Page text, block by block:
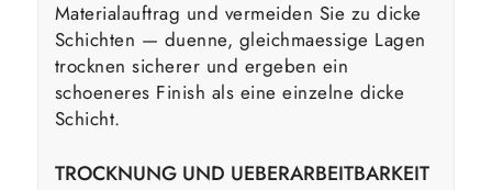
Materialauftrag und vermeiden Sie zu dicke
Schichten — duenne, gleichmaessige Lagen
trocknen sicherer und ergeben ein
schoeneres Finish als eine einzelne dicke
Schicht.
TROCKNUNG UND UEBERARBEITBARKEIT